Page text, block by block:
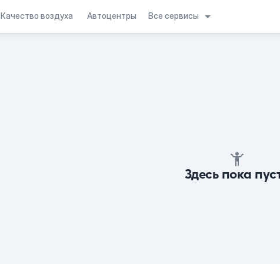
Качество воздуха Автоцентры Все сервисы
Здесь пока